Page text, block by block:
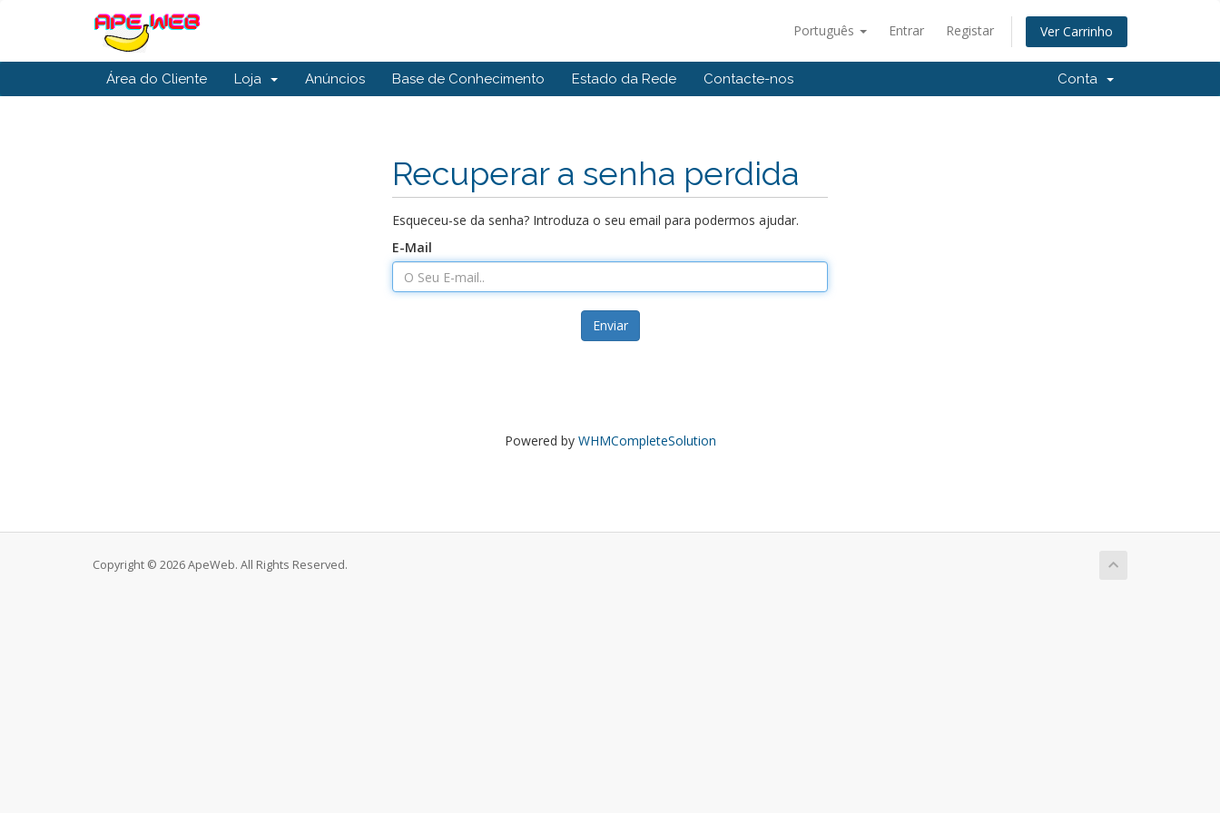
Português Entrar Registar Ver Carrinho
Área do Cliente Loja Anúncios Base de Conhecimento Estado da Rede Contacte-nos Conta
Recuperar a senha perdida
Esqueceu-se da senha? Introduza o seu email para podermos ajudar.
E-Mail
Enviar
Powered by WHMCompleteSolution
Copyright © 2026 ApeWeb. All Rights Reserved.